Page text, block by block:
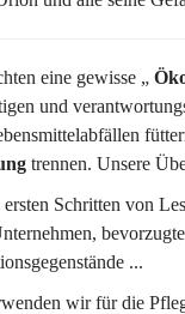
eine gewisse „
und
trennen. Unsere
ersten Schritten von
...
wir für die